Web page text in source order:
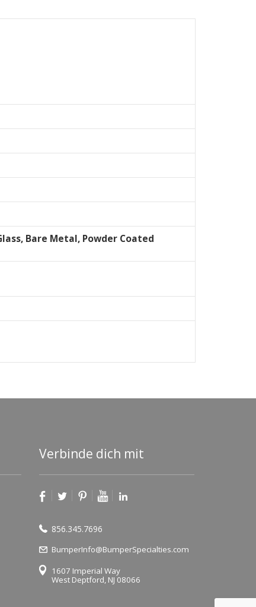
Bare Metal, Powder Coated
Verbinde dich mit
856.345.7696
BumperInfo@BumperSpecialties.com
1607 Imperial Way
West Deptford, NJ 08066